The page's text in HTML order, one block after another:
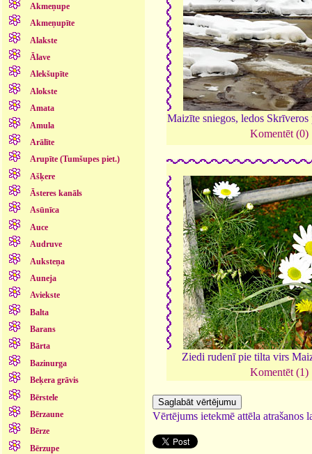
Akmeņupe
Akmeņupīte
Alakste
Ālave
Alekšupīte
Alokste
Amata
Amula
Arālīte
Arupīte (Tumšupes piet.)
Ašķere
Āsteres kanāls
Asūnīca
Auce
Audruve
Auksteņa
Auneja
Aviekste
Balta
Barans
Bārta
Bazinurga
Beķera grāvis
Bērstele
Bērzaune
Bērze
Bērzupe
Maizīte sniegos, ledos
Komentēt (0)
Ziedi rudenī pie tilta virs
Komentēt (1)
Vērtējums ietekmē attēla atrašanos